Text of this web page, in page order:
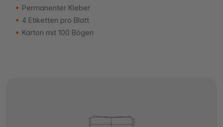
Permanenter Kleber
4 Etiketten pro Blatt
Karton mit 100 Bögen